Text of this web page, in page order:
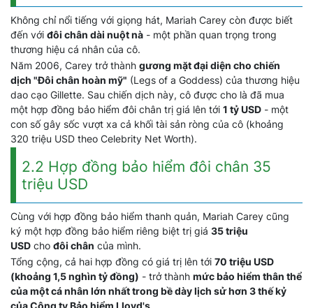
Không chỉ nổi tiếng với giọng hát, Mariah Carey còn được biết
đến với đôi chân dài nuột nà - một phần quan trọng trong
thương hiệu cá nhân của cô.
Năm 2006, Carey trở thành gương mặt đại diện cho chiến
dịch "Đôi chân hoàn mỹ" (Legs of a Goddess) của thương hiệu
dao cạo Gillette. Sau chiến dịch này, cô được cho là đã mua
một hợp đồng bảo hiểm đôi chân trị giá lên tới 1 tỷ USD - một
con số gây sốc vượt xa cả khối tài sản ròng của cô (khoảng
320 triệu USD theo Celebrity Net Worth).
2.2 Hợp đồng bảo hiểm đôi chân 35
triệu USD
Cùng với hợp đồng bảo hiểm thanh quản, Mariah Carey cũng
ký một hợp đồng bảo hiểm riêng biệt trị giá 35 triệu
USD cho đôi chân của mình.
Tổng cộng, cả hai hợp đồng có giá trị lên tới 70 triệu USD
(khoảng 1,5 nghìn tỷ đồng) - trở thành mức bảo hiểm thân thể
của một cá nhân lớn nhất trong bề dày lịch sử hơn 3 thế kỷ
của Công ty Bảo hiểm Lloyd's